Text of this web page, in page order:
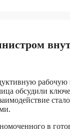
рабочую
обсудили
в